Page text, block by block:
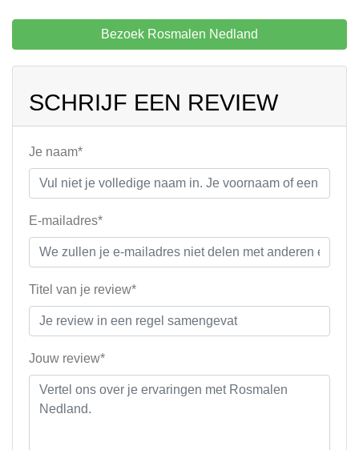
Bezoek Rosmalen Nedland
SCHRIJF EEN REVIEW
Je naam*
E-mailadres*
Titel van je review*
Jouw review*